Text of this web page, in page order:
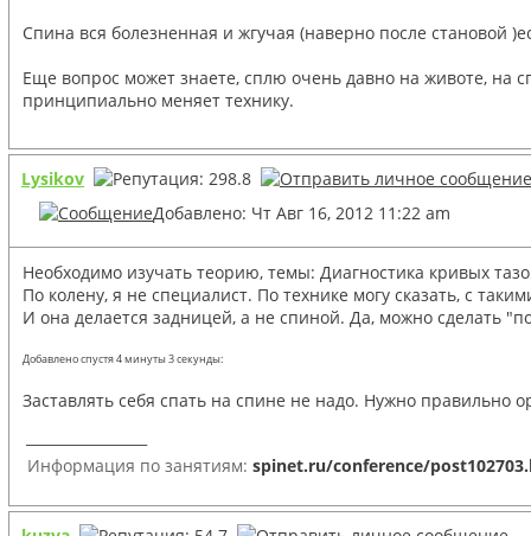
Спина вся болезненная и жгучая (наверно после становой
Еще вопрос может знаете, сплю очень давно на животе, на
принципиально меняет технику.
Lysikov
Добавлено: Чт Авг 16, 2012 11:22 am
Необходимо изучать теорию, темы: Диагностика кривых
По колену, я не специалист. По технике могу сказать, с
И она делается задницей, а не спиной. Да, можно сделать
Добавлено спустя 4 минуты 3 секунды:
Заставлять себя спать на спине не надо. Нужно правильно
Информация по занятиям: spinet.ru/conference/